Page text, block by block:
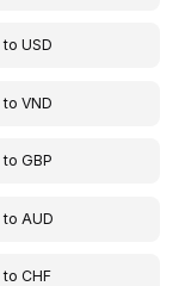
toUSD
toVND
toGBP
to AUD
toCHF